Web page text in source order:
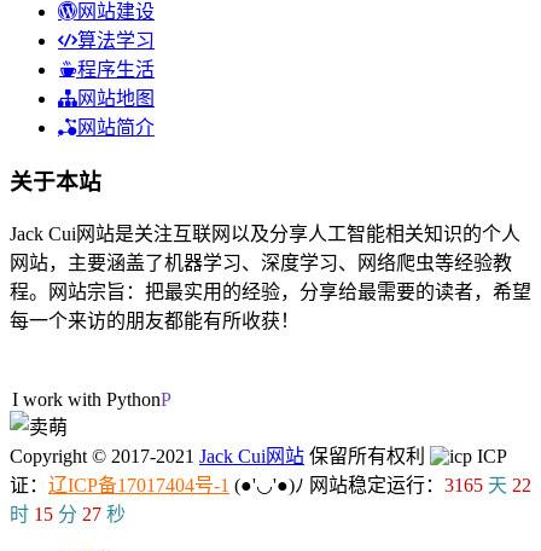
网站建设
算法学习
程序生活
网站地图
网站简介
关于本站
Jack Cui网站是关注互联网以及分享人工智能相关知识的个人
网站，主要涵盖了机器学习、深度学习、网络爬虫等经验教
程。网站宗旨：把最实用的经验，分享给最需要的读者，希望
每一个来访的朋友都能有所收获！
I work with Python.
Copyright © 2017-2021 Jack Cui网站 保留所有权利
ICP
证： 辽ICP备17017404号-1 (●'◡'●)ﾉ 网站稳定运行： 3165 天 22
时 15 分 28 秒